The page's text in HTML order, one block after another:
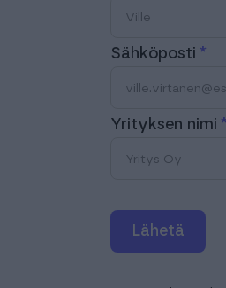
Sähköposti
Yrityksen nimi
Lähetä